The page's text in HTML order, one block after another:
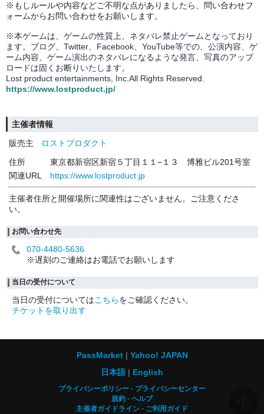
※もしルールや内容などご不明な点がありましたら、問い合わせフ
ォームからお問い合わせをお願いします。
※本ゲームは、ゲームの性質上、ネタバレ禁止ゲームとなっており
ます。ブログ、Twitter、Facebook、YouTube等での、 公演内容、 ゲ
ーム内容、ゲーム演出のネタバレになるような発言、写真のアップ
ロードは固くお断りいたします。
Lost product entertainments, Inc.All Rights Reserved.
https://www.lostproduct.jp/
主催者情報
販売主
ロストプロダクト
住所
東京都新宿区新宿５丁目１１−１３ 博雅ビル201号室
関連URL
https://www.lostproduct.jp
主催者住所と開催場所に関連性はございません。ご注意くださ
い。
お問い合わせ先
070-4480-5636
※遅刻のご連絡はお電話でお願いします
当日の受付について
当日の受付についてはこちらをご確認ください。
チケットを取り出す
PassMarket
Yahoo! JAPAN
日本語
English
プライバシーポリシー
プライバシーセンター
規約
ヘルプ
主催者ガイドライン
ご利用ガイド